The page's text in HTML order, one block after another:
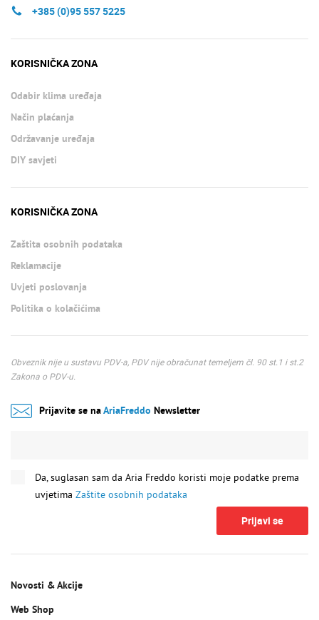
+385 (0)95 557 5225
KORISNIČKA ZONA
Odabir klima uređaja
Način plaćanja
Održavanje uređaja
DIY savjeti
KORISNIČKA ZONA
Zaštita osobnih podataka
Reklamacije
Uvjeti poslovanja
Politika o kolačićima
Obveznik nije u sustavu PDV-a, PDV nije obračunat temeljem čl. 90 st.1 i st.2
Zakona o PDV-u.
Prijavite se naAriaFreddo Newsletter
Da, suglasan sam da Aria Freddo koristi moje podatke prema
uvjetima Zaštite osobnih podataka
Prijavi se
Novosti & Akcije
Web Shop